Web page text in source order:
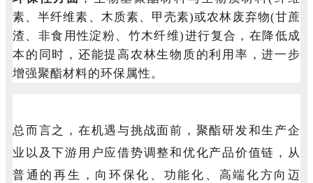
素、半纤维素、木质素、甲壳素)或农林废弃物(甘蔗
渣、非食用性淀粉、竹木纤维)进行复合，在降低成
本的同时，还能提高农林生物质的利用率，进一步
增强聚酯材料的环保属性。
总而言之，在机遇与挑战面前，聚酯研发和生产企
业以及下游用户应借势调整和优化产品价值链，从
普通的再生，向环保化、功能化、高端化方向迈